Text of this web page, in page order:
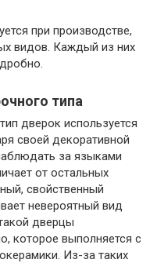
при производстве,
видов. Каждый из них
типа
дверок используется
своей декоративной
за языками
от остальных
свойственный
невероятный вид
дверцы
которое выполняется с
Из-за таких